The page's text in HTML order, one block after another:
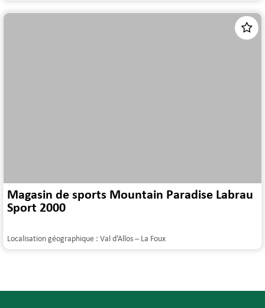
Magasin de sports Mountain Paradise Labrau
Sport 2000
Localisation géographique : Val d’Allos – La Foux